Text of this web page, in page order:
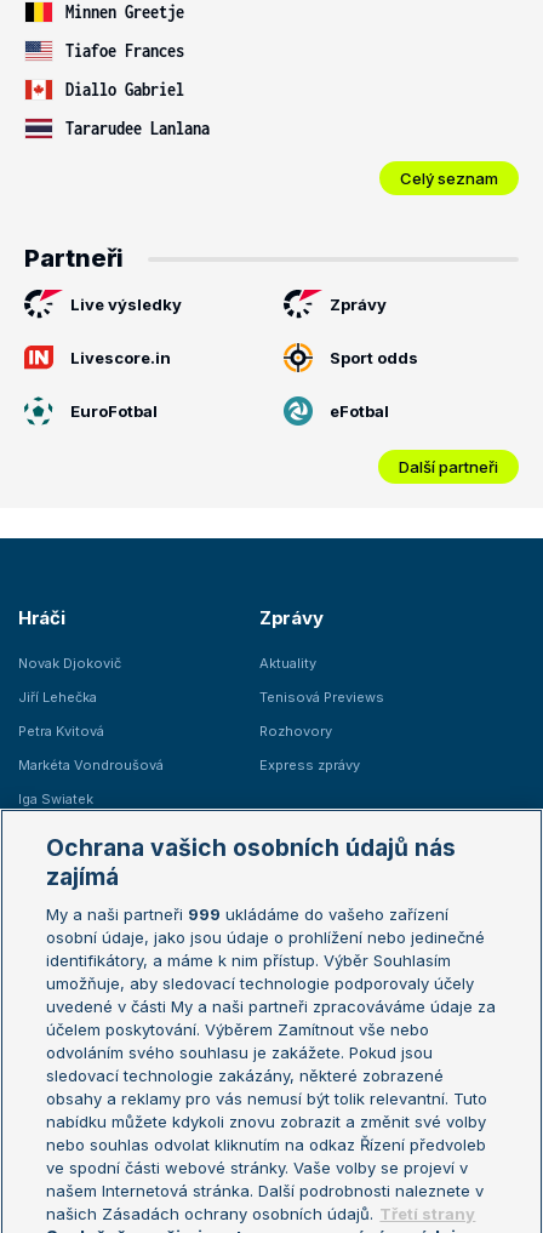
Minnen Greetje
Tiafoe Frances
Diallo Gabriel
Tararudee Lanlana
Celý seznam
Partneři
Live výsledky Zprávy
Livescore.in Sport odds
EuroFotbal eFotbal
Další partneři
Hráči
Novak Djokovič
Jiří Lehečka
Petra Kvitová
Markéta Vondroušová
Iga Swiatek
Zprávy
Aktuality
Tenisová Previews
Rozhovory
Express zprávy
Žebříčky
Žebříček ATP (muži)
Žebříček WTA (ženy)
Sázkařský žebříček
Australian Open
French Open
Wimbledon
US Open
Turnaj mistrů
Turnaj mistryň
Aktualní trendy
Fotbalové přestupy
Livesport Daily
Ochrana vašich osobních údajů nás
zajímá
My a naši partneři 999 ukládáme do vašeho zařízení
osobní údaje, jako jsou údaje o prohlížení nebo jedinečné
identifikátory, a máme k nim přístup. Výběr Souhlasím
umožňuje, aby sledovací technologie podporovaly účely
uvedené v části My a naši partneři zpracováváme údaje za
účelem poskytování. Výběrem Zamítnout vše nebo
odvoláním svého souhlasu je zakážete. Pokud jsou
sledovací technologie zakázány, některé zobrazené
obsahy a reklamy pro vás nemusí být tolik relevantní. Tuto
nabídku můžete kdykoli znovu zobrazit a změnit své volby
nebo souhlas odvolat kliknutím na odkaz Řízení předvoleb
ve spodní části webové stránky. Vaše volby se projeví v
našem Internetová stránka. Další podrobnosti naleznete v
našich Zásadách ochrany osobních údajů. Třetí strany